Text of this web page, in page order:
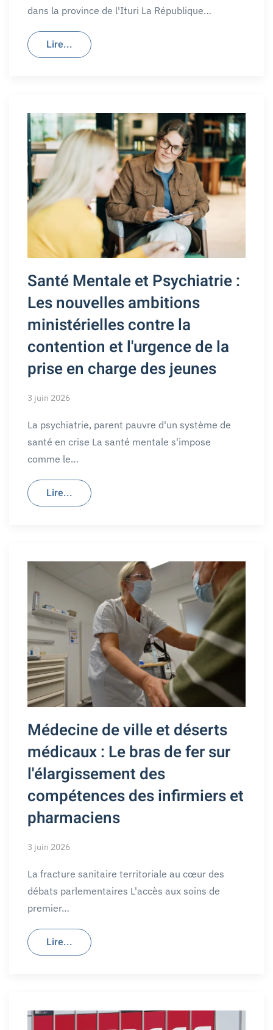
dans la province de l'Ituri La République…
Lire...
Santé Mentale et Psychiatrie :
Les nouvelles ambitions
ministérielles contre la
contention et l'urgence de la
prise en charge des jeunes
3 juin 2026
La psychiatrie, parent pauvre d'un système de
santé en crise La santé mentale s'impose
comme le…
Lire...
Médecine de ville et déserts
médicaux : Le bras de fer sur
l'élargissement des
compétences des infirmiers et
pharmaciens
3 juin 2026
La fracture sanitaire territoriale au cœur des
débats parlementaires L'accès aux soins de
premier…
Lire...